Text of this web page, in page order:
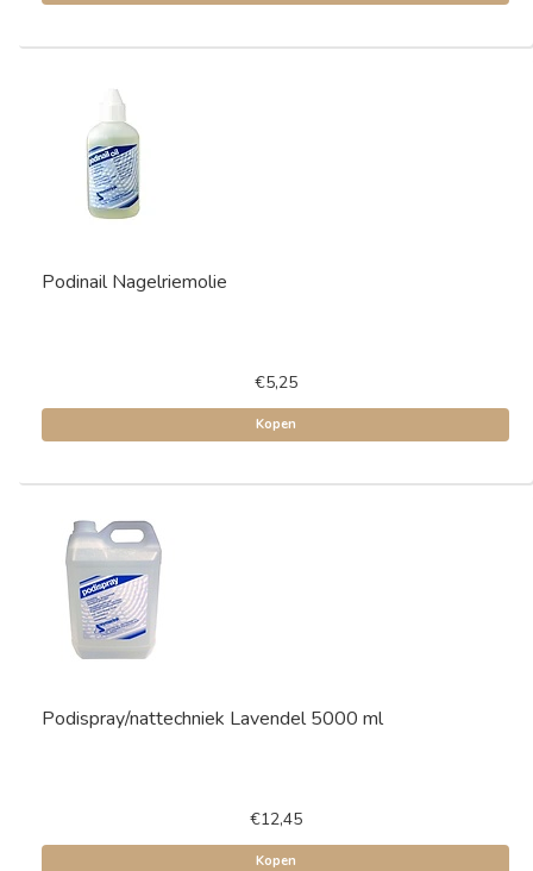
Podinail Nagelriemolie
€5,25
Kopen
Podispray/nattechniek Lavendel 5000 ml
€12,45
Kopen